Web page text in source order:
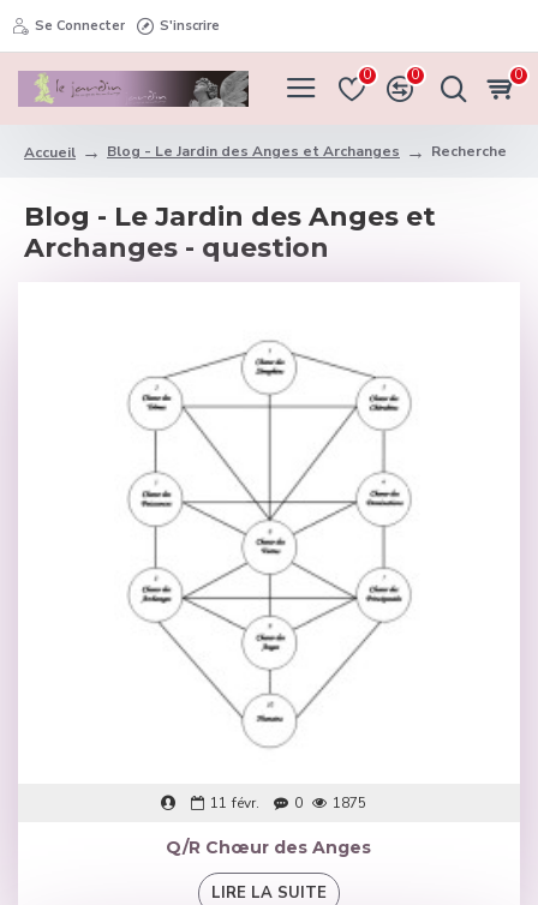
Se Connecter S'inscrire
0 0 0
Accueil Blog - Le Jardin des Anges et Archanges Recherche
Blog - Le Jardin des Anges et
Archanges - question
11 févr. 0 1875
Q/R Chœur des Anges
LIRE LA SUITE